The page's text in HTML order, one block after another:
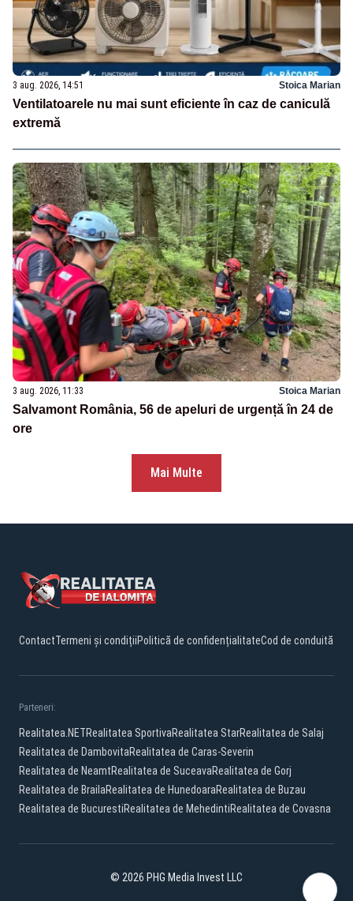
3 aug. 2026, 14:51 Stoica Marian
Ventilatoarele nu mai sunt eficiente în caz de caniculă
extremă
3 aug. 2026, 11:33 Stoica Marian
Salvamont România, 56 de apeluri de urgență în 24 de
ore
Mai Multe
ContactTermeni și condițiiPolitică de confidențialitateCod de conduită
Parteneri:
Realitatea.NETRealitatea SportivaRealitatea StarRealitatea de Salaj
Realitatea de DambovitaRealitatea de Caras-Severin
Realitatea de NeamtRealitatea de SuceavaRealitatea de Gorj
Realitatea de BrailaRealitatea de HunedoaraRealitatea de Buzau
Realitatea de BucurestiRealitatea de MehedintiRealitatea de Covasna
© 2026 PHG Media Invest LLC